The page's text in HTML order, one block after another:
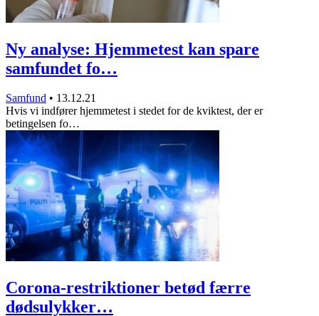
Ny analyse: Hjemmetest kan spare
samfundet fo…
Samfund • 13.12.21
Hvis vi indfører hjemmetest i stedet for de kviktest, der er
betingelsen fo…
Corona-restriktioner betød færre
dødsulykker…